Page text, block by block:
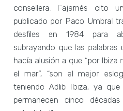
consellera. Fajarnés cito
publicado por Paco Umbral
desfiles en 1984 para
subrayando que las palabras
hacía alusión a que “por Ibiza
el mar”, “son el mejor
teniendo Adlib Ibiza, ya
permanecen cinco